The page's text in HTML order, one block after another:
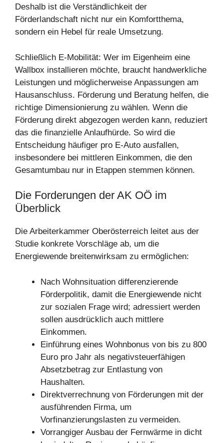
Deshalb ist die Verständlichkeit der
Förderlandschaft nicht nur ein Komfortthema,
sondern ein Hebel für reale Umsetzung.
Schließlich E-Mobilität: Wer im Eigenheim eine
Wallbox installieren möchte, braucht handwerkliche
Leistungen und möglicherweise Anpassungen am
Hausanschluss. Förderung und Beratung helfen, die
richtige Dimensionierung zu wählen. Wenn die
Förderung direkt abgezogen werden kann, reduziert
das die finanzielle Anlaufhürde. So wird die
Entscheidung häufiger pro E-Auto ausfallen,
insbesondere bei mittleren Einkommen, die den
Gesamtumbau nur in Etappen stemmen können.
Die Forderungen der AK OÖ im
Überblick
Die Arbeiterkammer Oberösterreich leitet aus der
Studie konkrete Vorschläge ab, um die
Energiewende breitenwirksam zu ermöglichen:
Nach Wohnsituation differenzierende
Förderpolitik, damit die Energiewende nicht
zur sozialen Frage wird; adressiert werden
sollen ausdrücklich auch mittlere
Einkommen.
Einführung eines Wohnbonus von bis zu 800
Euro pro Jahr als negativsteuerfähigen
Absetzbetrag zur Entlastung von
Haushalten.
Direktverrechnung von Förderungen mit der
ausführenden Firma, um
Vorfinanzierungslasten zu vermeiden.
Vorrangiger Ausbau der Fernwärme in dicht